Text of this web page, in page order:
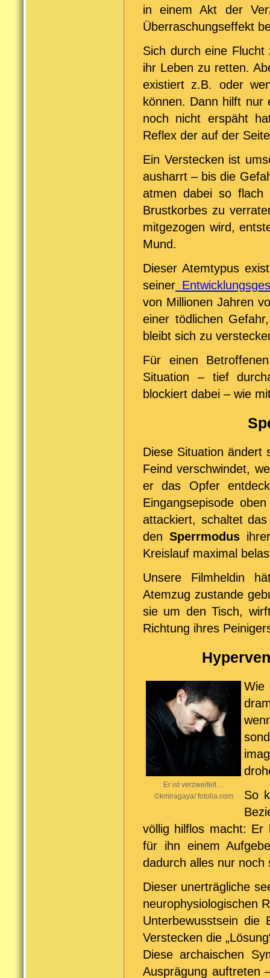
in einem Akt der
Überraschungseffekt
Sich durch eine
ihr Leben zu retten.
existiert z.B. oder
können. Dann hilft nur
noch nicht erspäht
Reflex der auf der
Ein Verstecken ist
ausharrt – bis die
atmen dabei so
Brustkorbes zu
mitgezogen wird,
Mund.
Dieser Atemtypus
seiner
von Millionen Jahren
einer tödlichen
bleibt sich zu
Für einen
Situation – tief
blockiert dabei – wie
Diese Situation ändert
Feind verschwindet,
er das Opfer
Eingangsepisode
attackiert, schaltet
den Sperrmodusihrer
Kreislauf maximal
Unsere Filmheldin
Atemzug zustande
sie um den Tisch,
Richtung ihres
Er ist verzweifelt…
©kmiragaya/ fotolia.com
Wie
So
völlig hilflos macht: Er
für ihn einem
dadurch alles nur noch
Dieser unerträgliche
neurophysiologischen
Unterbewusstsein die
Verstecken die
Diese archaischen
Ausprägung auftreten